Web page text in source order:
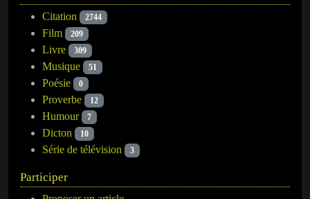
Citation 2744
Film 209
Livre 309
Musique 51
Poésie 0
Proverbe 12
Humour 7
Dicton 10
Série de télévision 3
Participer